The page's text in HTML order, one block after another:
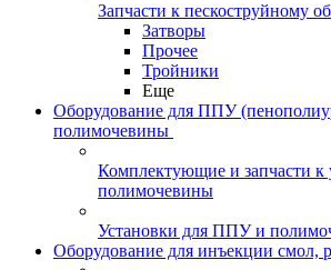
Запчасти к пескоструйному
Затворы
Прочее
Тройники
Еще
Оборудование для ППУ
полимочевины
Комплектующие и запчасти
полимочевины
Установки для ППУ и
Оборудование для инъекции смол,